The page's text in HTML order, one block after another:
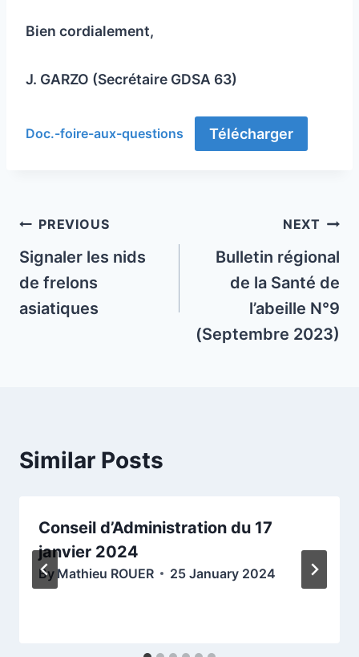
Bien cordialement,
J. GARZO (Secrétaire GDSA 63)
Doc.-foire-aux-questions Télécharger
Post
navigation
PREVIOUS
Signaler les nids
de frelons
asiatiques
NEXT
Bulletin régional
de la Santé de
l’abeille N°9
(Septembre 2023)
Similar Posts
Conseil d’Administration du 17
janvier 2024
By Mathieu ROUER 25 January 2024